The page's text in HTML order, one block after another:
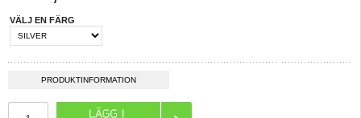
VÄLJ EN FÄRG
PRODUKTINFORMATION